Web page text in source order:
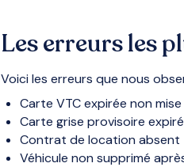
Les erreurs les
Voici les erreurs que nous
Carte VTC expirée non
Carte grise provisoire
Contrat de location absent
Véhicule non supprimé